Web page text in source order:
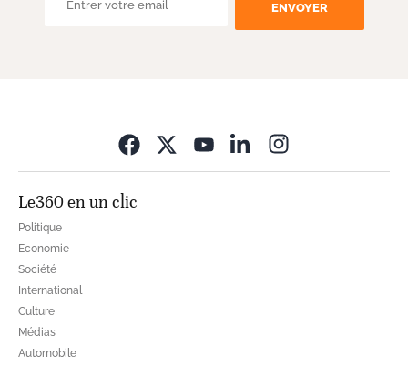
ENVOYER
Le360 en un clic
Politique
Economie
Société
International
Culture
Médias
Automobile